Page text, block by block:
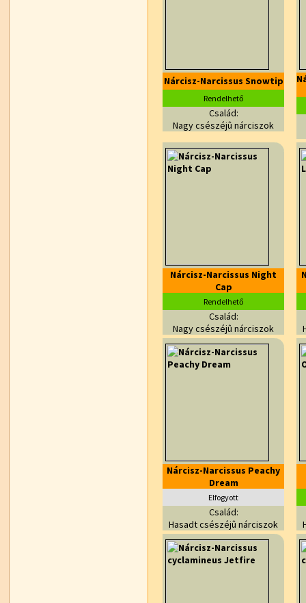
Nárcisz-Narcissus Snowtip
Rendelhető
Család:
Nagy csészéjû nárciszok
Nárcisz-Narcissus Night
Cap
Rendelhető
Család:
Nagy csészéjû nárciszok
Nárcisz-Narcissus Peachy
Dream
Elfogyott
Család:
Hasadt csészéjû nárciszok